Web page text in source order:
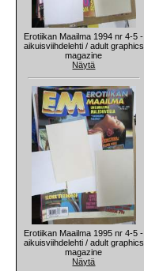
Erotiikan Maailma 1994 nr 4-5 -
aikuisviihdelehti / adult graphics
magazine
Näytä
Erotiikan Maailma 1995 nr 4-5 -
aikuisviihdelehti / adult graphics
magazine
Näytä